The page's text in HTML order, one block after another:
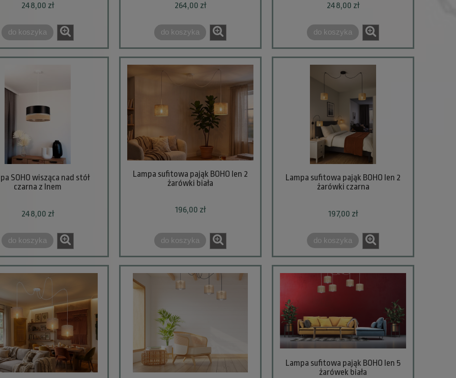
248,00 zł
do koszyka
264,00 zł
do koszyka
248,00 zł
do koszyka
SOHO wisząca nad stół
czarna z lnem
248,00 zł
do koszyka
Lampa sufitowa pająk BOHO len 2
żarówki biała
196,00 zł
do koszyka
Lampa sufitowa pająk BOHO len 2
żarówki czarna
197,00 zł
do koszyka
Lampa sufitowa pająk BOHO len 5
żarówek biała